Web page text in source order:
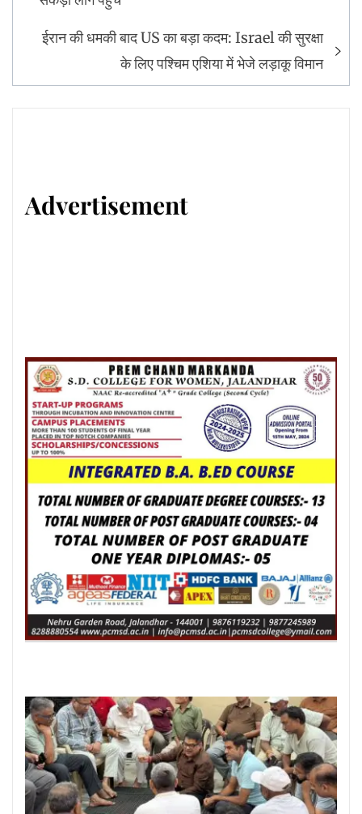
ईरान की धमकी बाद US का बड़ा कदम: Israel की सुरक्षा
के लिए पश्चिम एशिया में भेजे लड़ाकू विमान
Advertisement